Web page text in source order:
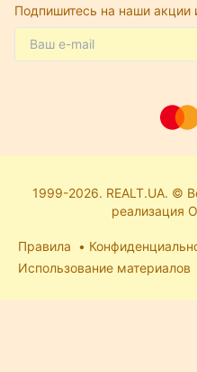
Подпишитесь на наши акции
1999-2026. REALT.UA. ©
реализация
Правила
Использование материалов